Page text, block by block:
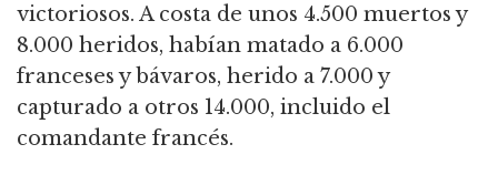
victoriosos. A costa de unos 4.500 muertos y
8.000 heridos, habían matado a 6.000
franceses y bávaros, herido a 7.000 y
capturado a otros 14.000, incluido el
comandante francés.